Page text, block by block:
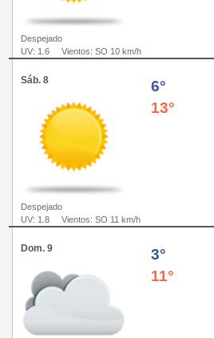
Despejado
UV: 1.6
Vientos: SO 10 km/h
Sáb. 8
Despejado
6°
13°
UV: 1.8
Vientos: SO 11 km/h
Dom. 9
3°
11°